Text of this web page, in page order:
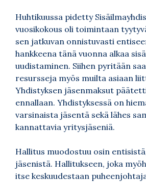
Huhtikuussa pidetty
vuosikokous oli toimintaan
sen jatkuvan onnistuvasti
hankkeena tänä vuonna alkaa
uudistaminen. Siihen pyritään
resursseja myös muilta asiaan
Yhdistyksen jäsenmaksut
ennallaan. Yhdistyksessä on
varsinaista jäsentä sekä lähes
kannattavia yritysjäseniä.
Hallitus muodostuu osin
jäsenistä. Hallitukseen, joka
itse keskuudestaan